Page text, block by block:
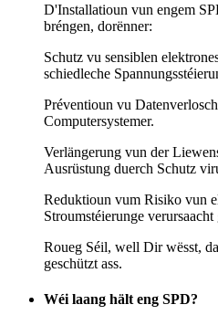
D'Installatioun vun engem
bréngen, dorënner:
Schutz vu sensiblen
schiedleche
Préventioun vu
Computersystemer.
Verlängerung vun der
Ausrüstung duerch Schutz
Reduktioun vum Risiko vun
Stroumstéierunge verursaacht
Roueg Séil, well Dir wësst,
geschützt ass.
Wéi laang hält eng SPD?